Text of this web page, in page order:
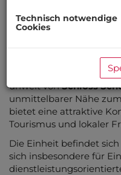
Zur Vermietung gelangt
Geschäftslokal mit
Maxingstraße im 13.
unweit vonSchloss
unmittelbarer Nähe zum
bietet eine attraktive
Tourismus und lokaler
Die Einheit befindet
sich insbesondere für
Technisch notwendige
Cookies